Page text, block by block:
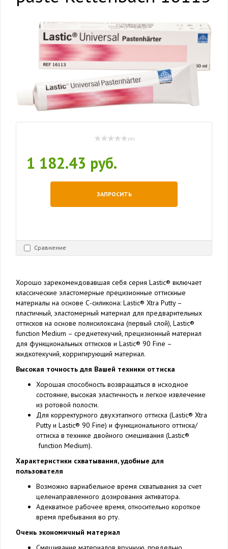
( 0 )
1 182.43 руб.
ЗАПРОСИТЬ
Сравнение
Хорошо зарекомендовавшая себя серия Lastic® включает
классические эластомерные прецизионные оттискные
материалы на основе С-силикона: Lastic® Xtra Putty –
пластичный, эластомерный материал для предварительных
оттисков на основе полисилоксана (первый слой), Lastic®
function Medium – среднетекучий, прецизионный материал
для функциональных оттисков и Lastic® 90 Fine –
жидкотекучий, корригирующий материал.
Высокая точность для Вашей техники оттиска
Хорошая способность возвращаться в исходное
состояние, высокая эластичность и легкое извлечение
из ротовой полости.
Для корректурного двухэтапного оттиска (Lastic® Xtra
Putty и Lastic® 90 Fine) и функционального оттиска/
оттиска в технике двойного смешивания (Lastic®
function Medium).
Характеристики схватывания, удобные для
пользователя
Возможно вариабельное время схватывания за счет
целенаправленного дозирования активатора.
Адекватное рабочее время, относительно короткое
время пребывания во рту.
Очень экономичный материал